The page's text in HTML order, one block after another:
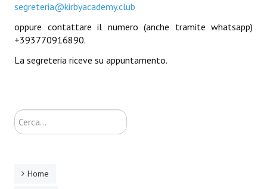
segreteria@kirbyacademy.club
oppure contattare il numero (anche tramite whatsapp)
+393770916890.
La segreteria riceve su appuntamento.
Cerca...
Home